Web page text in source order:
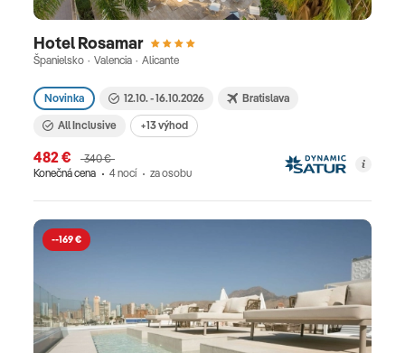
Hotel Rosamar
Španielsko · Valencia · Alicante
Novinka 12.10. - 16.10.2026 Bratislava
All Inclusive +13 výhod
482 €
340 €
Konečná cena
4 nocí za osobu
--169 €